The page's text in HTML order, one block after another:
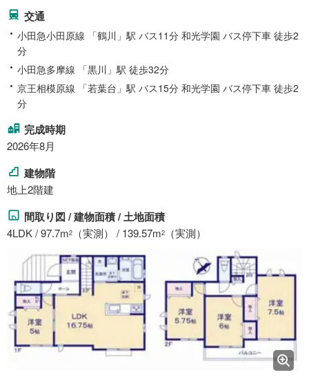
交通
小田急小田原線 「鶴川」駅 バス11分 和光学園 バス停下車 徒歩2
分
小田急多摩線 「黒川」駅 徒歩32分
京王相模原線 「若葉台」駅 バス15分 和光学園 バス停下車 徒歩2
分
完成時期
2026年8月
建物階
地上2階建
間取り図 / 建物面積 / 土地面積
4LDK / 97.7m2 （実測） / 139.57m2 （実測）